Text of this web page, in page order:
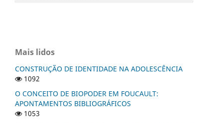
Mais lidos
CONSTRUÇÃO DE IDENTIDADE NA ADOLESCÊNCIA
1092
O CONCEITO DE BIOPODER EM FOUCAULT:
APONTAMENTOS BIBLIOGRÁFICOS
1053